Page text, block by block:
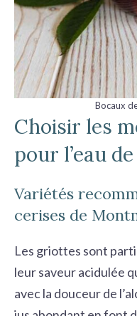
Bocaux
Choisir les
pour l’eau
Variétés
cerises de
Les griottes sont
leur saveur acidulée
avec la douceur de